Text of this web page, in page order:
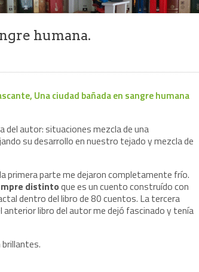
humana.
del autor: situaciones mezcla de una
su desarrollo en nuestro tejado y mezcla de
primera parte me dejaron completamente frío.
distintoque es un cuento construído con
dentro del libro de 80 cuentos. La tercera
anterior libro del autor me dejó fascinado y tenía